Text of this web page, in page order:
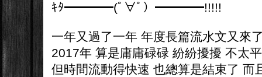
ｷﾀ━━━━(ﾟ∀ﾟ）━━━━!!!!!
一年又過了一年 年度長篇流水文又來
2017年 算是庸庸碌碌 紛紛擾擾 不太
但時間流動得快速 也總算是結束了 而